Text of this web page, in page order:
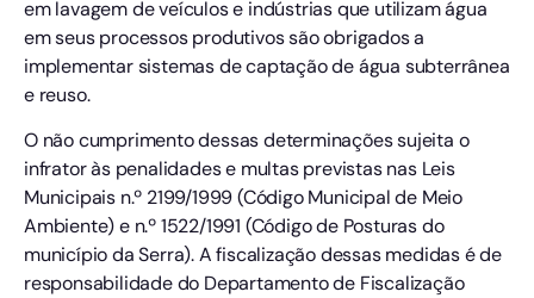
em lavagem de veículos e indústrias que utilizam água
em seus processos produtivos são obrigados a
implementar sistemas de captação de água subterrânea
e reuso.
O não cumprimento dessas determinações sujeita o
infrator às penalidades e multas previstas nas Leis
Municipais n.º 2199/1999 (Código Municipal de Meio
Ambiente) e n.º 1522/1991 (Código de Posturas do
município da Serra). A fiscalização dessas medidas é de
responsabilidade do Departamento de Fiscalização